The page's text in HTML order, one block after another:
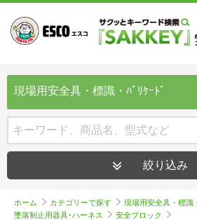
現場用安全具・標識・ﾊﾞﾘｹｰﾄﾞ
絞り込み
ホーム カテゴリーで探す
現場用安全具・標識
墜落制止用器具･ハーネス
安全ブロック